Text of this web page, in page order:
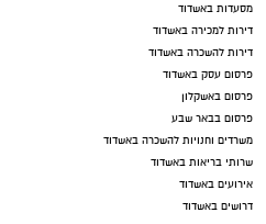
מסעדות באשדוד
דירות למכירה באשדוד
דירות להשכרה באשדוד
פרסום עסק באשדוד
פרסום באשקלון
פרסום בבאר שבע
משרדים וחנויות להשכרה באשדוד
שרותי בריאות באשדוד
אירועים באשדוד
דרושים באשדוד